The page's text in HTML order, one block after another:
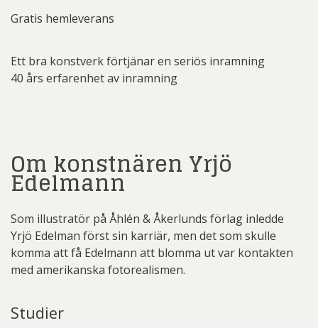
Gratis hemleverans
Ett bra konstverk förtjänar en seriös inramning
40 års erfarenhet av inramning
Om konstnären Yrjö
Edelmann
Som illustratör på Åhlén & Åkerlunds förlag inledde
Yrjö Edelman först sin karriär, men det som skulle
komma att få Edelmann att blomma ut var kontakten
med amerikanska fotorealismen.
Studier